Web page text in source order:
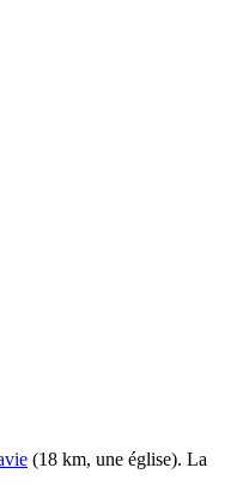
(18 km, une église). La